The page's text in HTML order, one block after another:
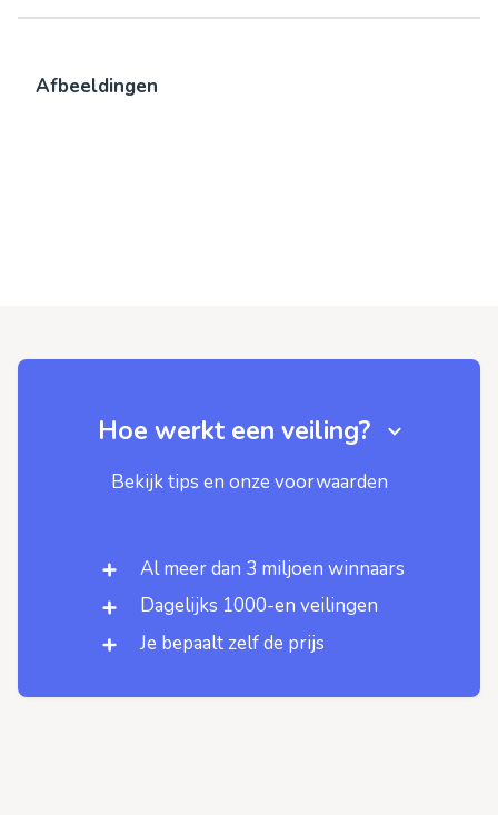
Afbeeldingen
Hoe werkt een veiling?
Bekijk tips en onze voorwaarden
Al meer dan 3 miljoen winnaars
Dagelijks 1000-en veilingen
Je bepaalt zelf de prijs